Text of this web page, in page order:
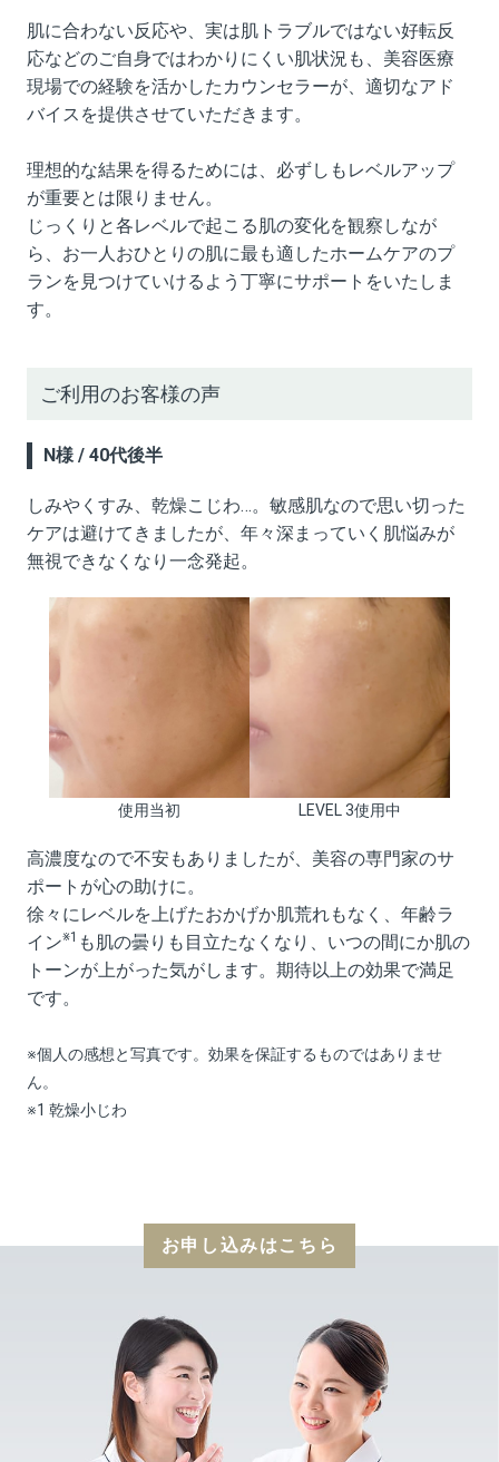
肌に合わない反応や、実は肌トラブルではない好転反
応などのご自身ではわかりにくい肌状況も、美容医療
現場での経験を活かしたカウンセラーが、適切なアド
バイスを提供させていただきます。
理想的な結果を得るためには、必ずしもレベルアップ
が重要とは限りません。
じっくりと各レベルで起こる肌の変化を観察しなが
ら、お一人おひとりの肌に最も適したホームケアのプ
ランを見つけていけるよう丁寧にサポートをいたしま
す。
ご利用のお客様の声
N様 / 40代後半
使用当初 LEVEL 3使用中
しみやくすみ、乾燥こじわ…。敏感肌なので思い切った
ケアは避けてきましたが、年々深まっていく肌悩みが
無視できなくなり一念発起。
高濃度なので不安もありましたが、美容の専門家のサ
ポートが心の助けに。
徐々にレベルを上げたおかげか肌荒れもなく、年齢ラ
イン※1 も肌の曇りも目立たなくなり、いつの間にか肌の
トーンが上がった気がします。期待以上の効果で満足
です。
※個人の感想と写真です。効果を保証するものではありませ
ん。
※1 乾燥小じわ
お申し込みはこちら